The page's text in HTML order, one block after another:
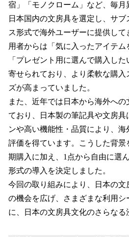
宿」「モノクローム」など、毎月
日本国内の文房具を選定し、サ
ス形式で海外ユーザーに提供して
用者からは「気に入ったアイテム
「プレゼント用に選んで購入し
寄せられており、より柔軟な購入
ズが高まっていました。
また、近年では日本から海外へ
ており、日本製の筆記具や文房具
ンや高い機能性・品質により、
評価を得ています。こうした背景
期購入に加え、1点から自由に選
形式の導入を決定しました。
今回の取り組みにより、日本の文
の機会を広げ、さまざまな利用シ
に、日本の文房具文化のさらなる